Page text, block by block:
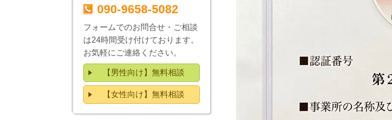
090-9658-5082
フォームでのお問合せ・ご相談
は24時間受け付けております。
お気軽にご連絡ください。
【男性向け】無料相談
【女性向け】無料相談